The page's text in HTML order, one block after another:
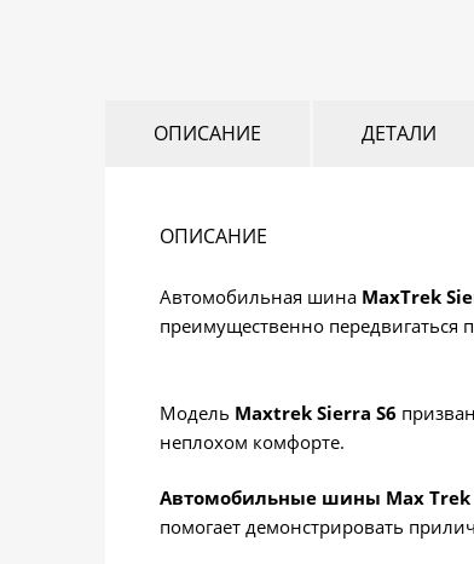
ОПИСАНИЕ ДЕТАЛИ
ОПИСАНИЕ
Автомобильная шина MaxTrek
преимущественно
Модель Maxtrek Sierra S6
неплохом комфорте.
Автомобильные шины Max Trek
помогает демонстрировать